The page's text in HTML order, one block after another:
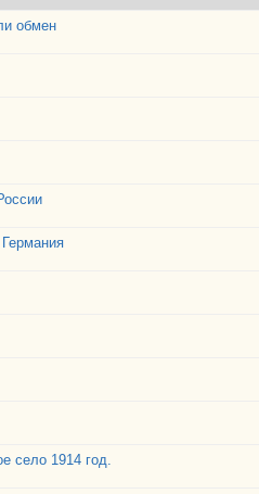
обмен
село 1914 год.